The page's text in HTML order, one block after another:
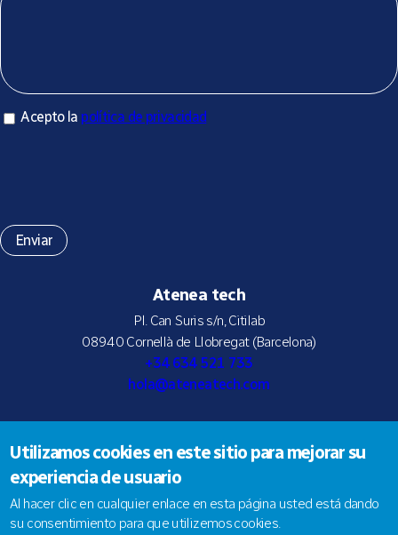
Atenea tech
Pl. Can Suris s/n, Citilab
08940 Cornellà de Llobregat (Barcelona)
+34 634 521 733
hola@ateneatech.com
Suscríbete a nuestra newsletter
Acepto la política de privacidad
Acepto la política de privacidad
Utilizamos cookies en este sitio para mejorar su
experiencia de usuario
Al hacer clic en cualquier enlace en esta página usted está dando
su consentimiento para que utilizemos cookies.